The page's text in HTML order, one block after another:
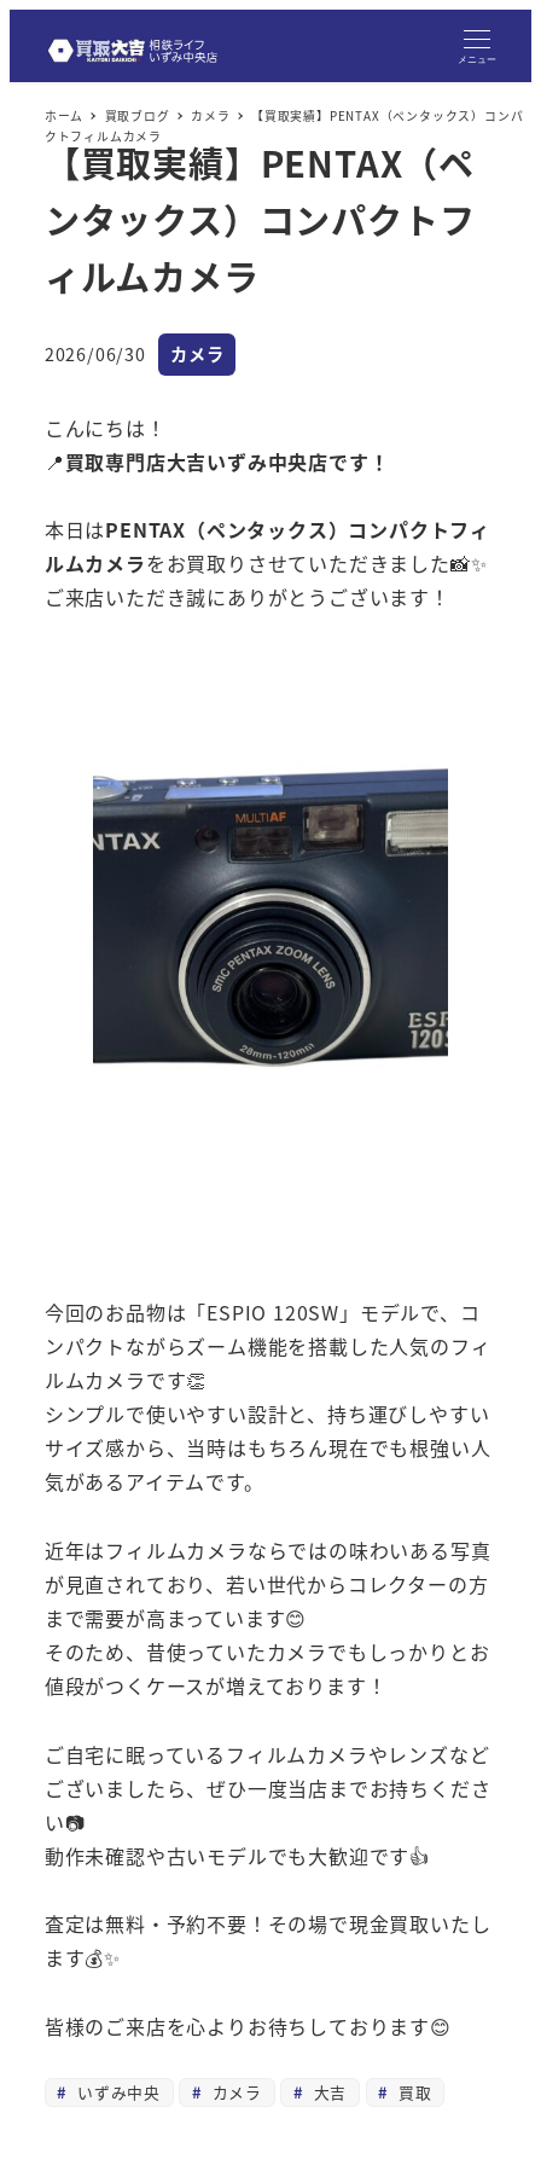
メニュー
ホーム 買取ブログ カメラ
【買取実績】PENTAX（ペンタックス）コンパ
クトフィルムカメラ
【買取実績】PENTAX（ペ
ンタックス）コンパクトフ
ィルムカメラ
投稿日
2026/06/30 カテゴリー
カメラ
こんにちは！
📍買取専門店大吉いずみ中央店です！
本日はPENTAX（ペンタックス）コンパクトフィ
ルムカメラをお買取りさせていただきました📸✨
ご来店いただき誠にありがとうございます！
今回のお品物は「ESPIO 120SW」モデルで、コ
ンパクトながらズーム機能を搭載した人気のフィ
ルムカメラです👏
シンプルで使いやすい設計と、持ち運びしやすい
サイズ感から、当時はもちろん現在でも根強い人
気があるアイテムです。
近年はフィルムカメラならではの味わいある写真
が見直されており、若い世代からコレクターの方
まで需要が高まっています😊
そのため、昔使っていたカメラでもしっかりとお
値段がつくケースが増えております！
ご自宅に眠っているフィルムカメラやレンズなど
ございましたら、ぜひ一度当店までお持ちくださ
い📷
動作未確認や古いモデルでも大歓迎です👍
査定は無料・予約不要！その場で現金買取いたし
ます💰✨
皆様のご来店を心よりお待ちしております😊
いずみ中央 カメラ 大吉 買取